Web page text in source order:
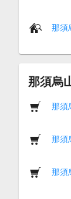
那須
那須烏
那須
那須
那須